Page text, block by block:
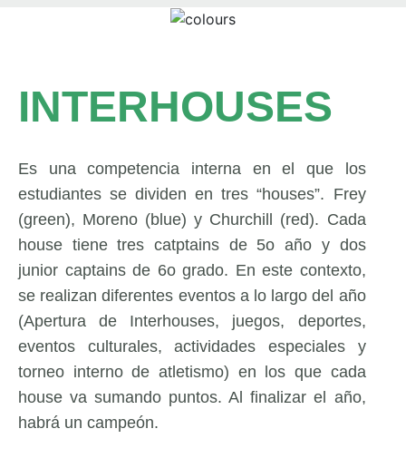
INTERHOUSES
Es una competencia interna en el que los
estudiantes se dividen en tres “houses”. Frey
(green), Moreno (blue) y Churchill (red). Cada
house tiene tres catptains de 5o año y dos
junior captains de 6o grado. En este contexto,
se realizan diferentes eventos a lo largo del año
(Apertura de Interhouses, juegos, deportes,
eventos culturales, actividades especiales y
torneo interno de atletismo) en los que cada
house va sumando puntos. Al finalizar el año,
habrá un campeón.